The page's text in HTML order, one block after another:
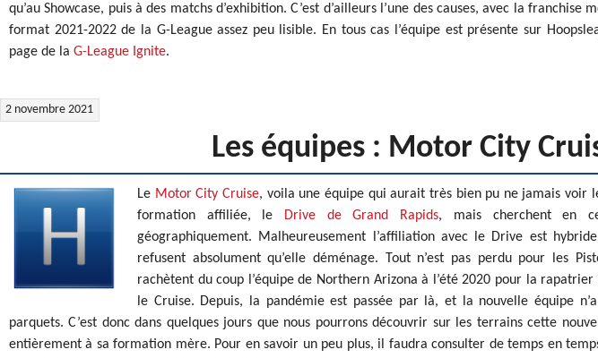
qu’au Showcase, puis à des matchs d’exhibition. C’est d’ailleurs l’une des causes, avec la
format 2021-2022 de la G-League assez peu lisible. En tous cas l’équipe est présente sur
page de la G-League Ignite.
2 novembre 2021
Les équipes : Motor City
Le Motor City Cruise, voila une équipe qui aurait très bien pu ne jamais voir
formation affiliée, le
Drive de Grand Rapids, mais cherchent en
géographiquement. Malheureusement l’affiliation avec le Drive est
refusent absolument qu’elle déménage. Tout n’est pas perdu pour les
rachètent du coup l’équipe de Northern Arizona à l’été 2020 pour la rapatrier
le Cruise. Depuis, la pandémie est passée par là, et la nouvelle équipe
parquets. C’est donc dans quelques jours que nous pourrons découvrir sur les terrains cette
entièrement à sa formation mère. Pour en savoir un peu plus, il faudra consulter de temps en